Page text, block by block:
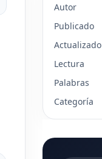
Autor
Publicado
Actualizado
Lectura
Palabras
Categoría